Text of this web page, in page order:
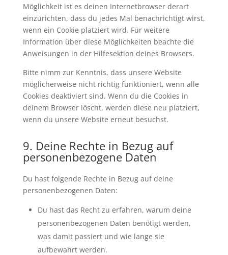
Möglichkeit ist es deinen Internetbrowser derart
einzurichten, dass du jedes Mal benachrichtigt wirst,
wenn ein Cookie platziert wird. Für weitere
Information über diese Möglichkeiten beachte die
Anweisungen in der Hilfesektion deines Browsers.
Bitte nimm zur Kenntnis, dass unsere Website
möglicherweise nicht richtig funktioniert, wenn alle
Cookies deaktiviert sind. Wenn du die Cookies in
deinem Browser löscht, werden diese neu platziert,
wenn du unsere Website erneut besuchst.
9. Deine Rechte in Bezug auf
personenbezogene Daten
Du hast folgende Rechte in Bezug auf deine
personenbezogenen Daten:
Du hast das Recht zu erfahren, warum deine
personenbezogenen Daten benötigt werden,
was damit passiert und wie lange sie
aufbewahrt werden.